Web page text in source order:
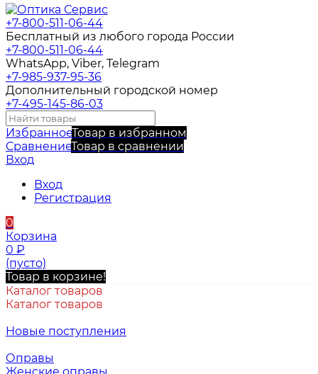
+7-800-511-06-44
Бесплатный из любого города России
+7-800-511-06-44
WhatsApp, Viber, Telegram
+7-985-937-95-36
Дополнительный городской номер
+7-495-145-86-03
ИзбранноеТовар в избранном
СравнениеТовар в сравнении
Вход
Вход
Регистрация
0
Корзина
0 ₽
(пусто)
Товар в корзине!
Каталог товаров
Каталог товаров
Новые поступления
Оправы